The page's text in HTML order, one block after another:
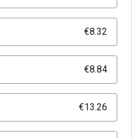
€8.32
€8.84
€13.26